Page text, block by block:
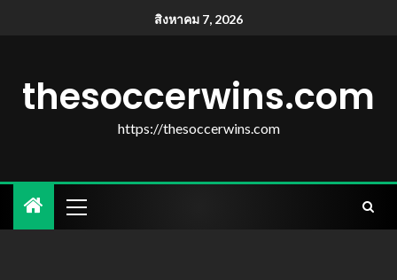
สิงหาคม 7, 2026
thesoccerwins.com
https://thesoccerwins.com